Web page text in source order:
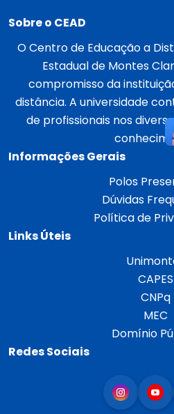
Sobre o CEAD
O Centro de Educação a
Estadual de Montes
compromisso da
distância. A universidade
de profissionais nos
Informações Gerais
Polos
Dúvidas
Política de
Links Úteis
CAPES
CNPq
MEC
Domínio
Redes Sociais